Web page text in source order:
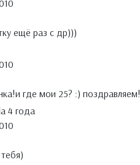
ещё раз с др)))
где мои 25? :) поздравляем!
4 года